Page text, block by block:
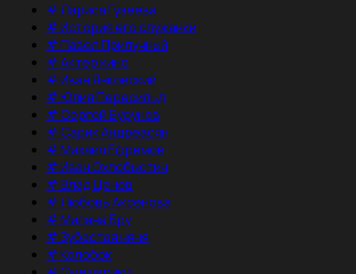
#Лариса Гузеева
#История его служанки
#Павел Прилучный
#Актер кино
#Иван Янковский
#Юлия Пересильд
#Сергей Бурунов
#Сарик Андреасян
#Михаил Ефремов
#Иван Охлобыстин
#Влад Ценев
#Любовь Аксенова
#Милана Бру
#Зубастая няня
#Колобок